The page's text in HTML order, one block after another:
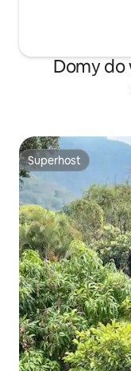
Domy do
Superhost
Superhost